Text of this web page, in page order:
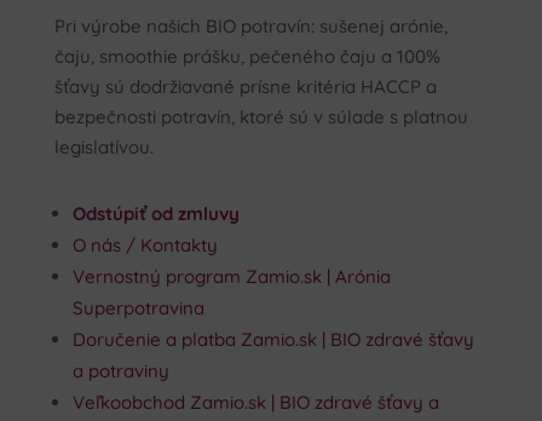
Pri výrobe našich BIO potravín: sušenej arónie,
čaju, smoothie prášku, pečeného čaju a 100%
šťavy sú dodržiavané prísne kritéria HACCP a
bezpečnosti potravín, ktoré sú v súlade s platnou
legislatívou.
Odstúpiť od zmluvy
O nás / Kontakty
Vernostný program Zamio.sk | Arónia
Superpotravina
Doručenie a platba Zamio.sk | BIO zdravé šťavy
a potraviny
Veľkoobchod Zamio.sk | BIO zdravé šťavy a